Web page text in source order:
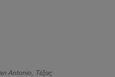
Antonio, Τέξας